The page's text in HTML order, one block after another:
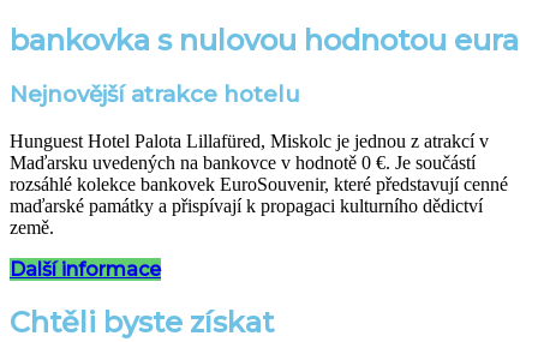
bankovka s nulovou hodnotou eura
Nejnovější atrakce hotelu
Hunguest Hotel Palota Lillafüred, Miskolc je jednou z atrakcí v
Maďarsku uvedených na bankovce v hodnotě 0 €. Je součástí
rozsáhlé kolekce bankovek EuroSouvenir, které představují cenné
maďarské památky a přispívají k propagaci kulturního dědictví
země.
Další informace
Chtěli byste získat